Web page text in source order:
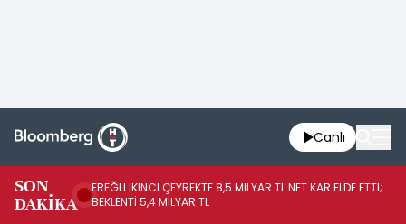
Canlı
SON
DAKİKA
EREĞLİ İKİNCİ ÇEYREKTE 8,5 MİLYAR TL NET KAR ELDE ETTİ;
BEKLENTİ 5,4 MİLYAR TL